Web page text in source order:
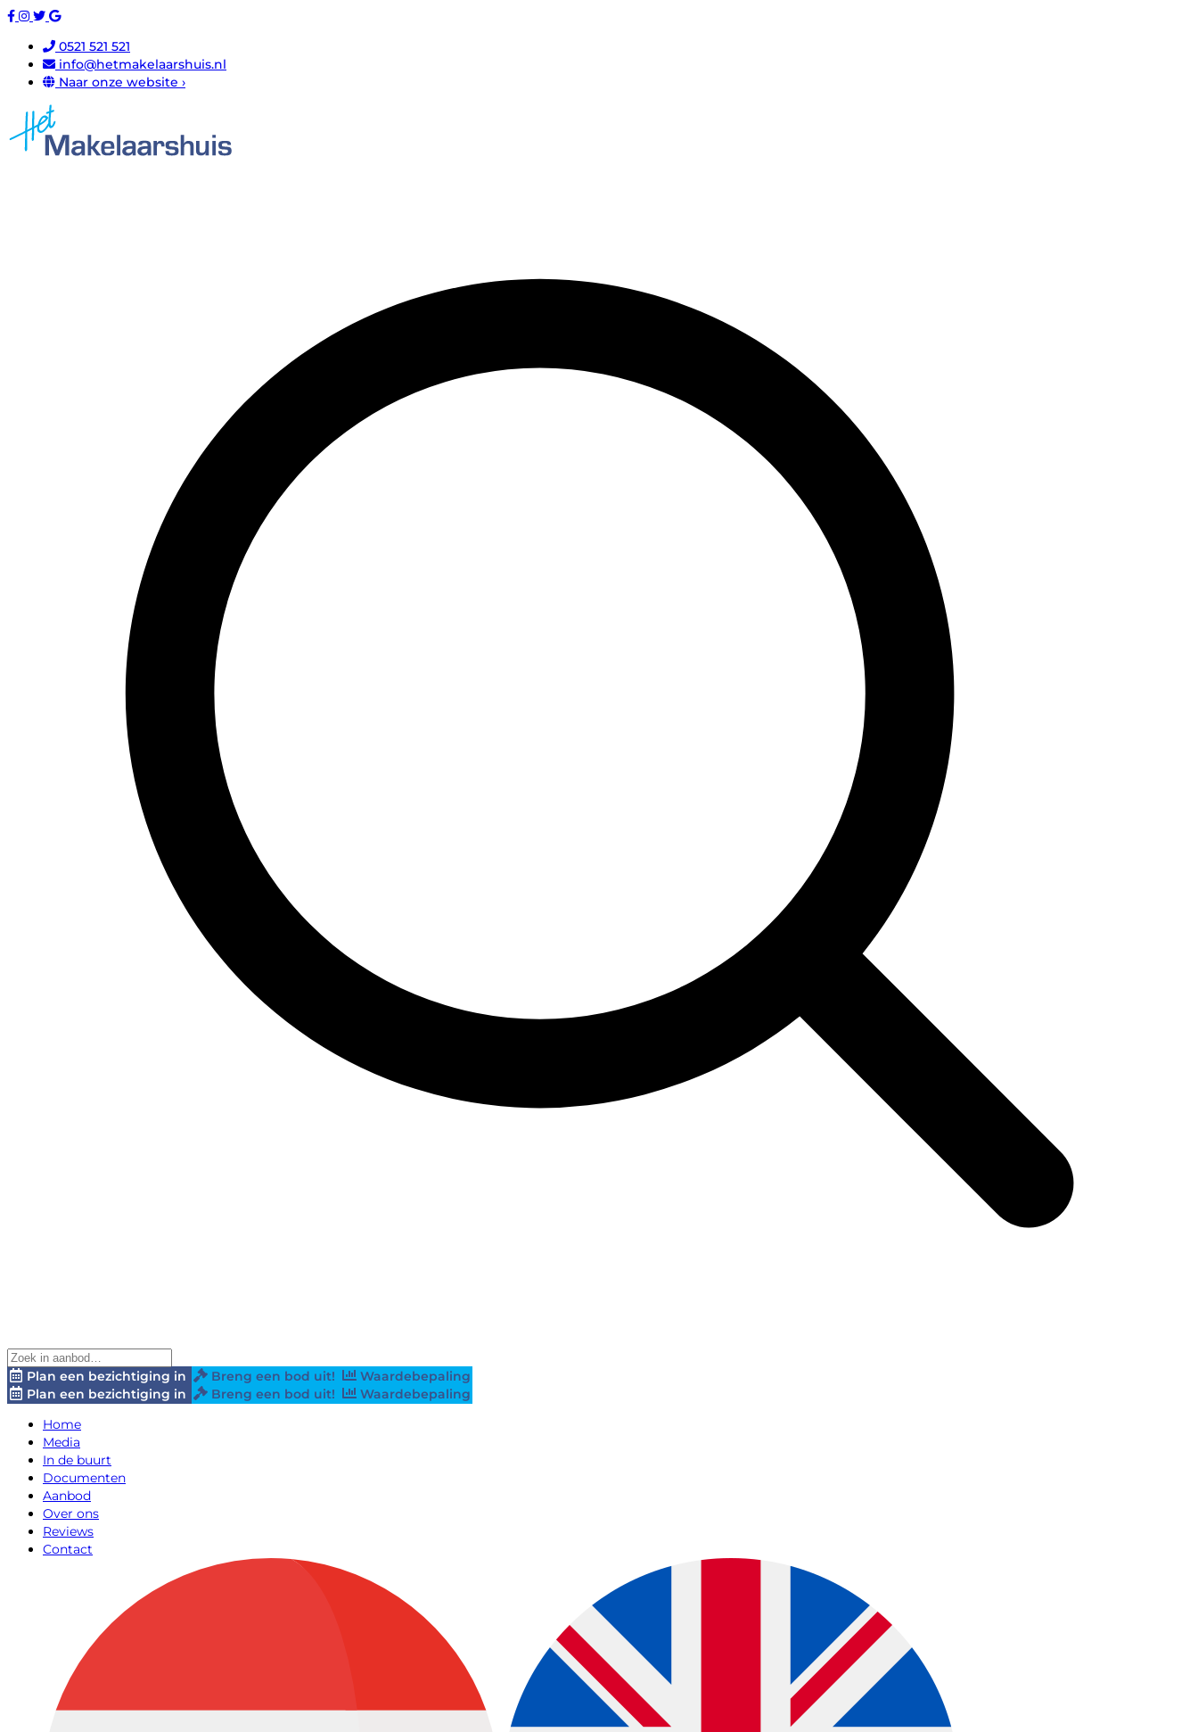
0521 521 521
info@hetmakelaarshuis.nl
Naar onze website ›
Plan een bezichtiging in Breng een bod uit!
Waardebepaling
Plan een bezichtiging in
Breng een bod uit!
Waardebepaling
Home
Media
In de buurt
Documenten
Aanbod
Over ons
Reviews
Contact